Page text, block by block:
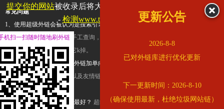
常见问题
1、使用超级外链会被认为是搜索引擎优化作弊吗？ 超级外链只是一个简便而集成
查询工具，模拟的是正常手工查询，不是作弊。如果是作弊，那您可以使用超级外
推广竞争对手的网址，让它k掉。
2、网站优化单纯依靠超级外链加单向链接可行吗？
链，需要结合普通的外链以及友情链接，您可以到站长论坛发布外链，到友情链接
台交换友情链接。
3、如何使用超级外链效果最好？ 超级外链不同于普通的外链，它是动态的链接，
提交你的网站被收录后将大幅提升流量和外链，
查看展示页面
- 检测www.tbqjx.com是否收录更新公告
2026-8-8
已对外链库进行优化更新
下一更新时间：2026-8-10
（确保使用最新，杜绝垃圾网站链）
机扫一扫随时随地刷外链